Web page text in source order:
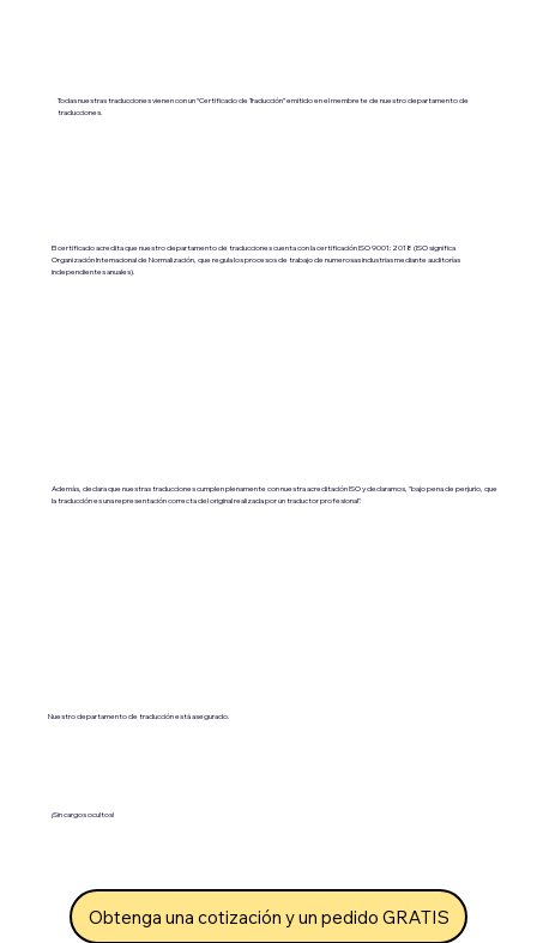
Todas nuestras traducciones vienen con un “Certificado de Traducción” emitido en el membrete de nuestro departamento de
traducciones.
El certificado acredita que nuestro departamento de traducciones cuenta con la certificación ISO 9001:2018 (ISO significa
Organización Internacional de Normalización, que regula los procesos de trabajo de numerosas industrias mediante auditorías
independientes anuales).
Además, declara que nuestras traducciones cumplen plenamente con nuestra acreditación ISO y declaramos, "bajo pena de perjurio, que
la traducción es una representación correcta del original realizada por un traductor profesional".
Nuestro departamento de traducción está asegurado.
¡Sin cargos ocultos!
Obtenga una cotización y un pedido GRATIS